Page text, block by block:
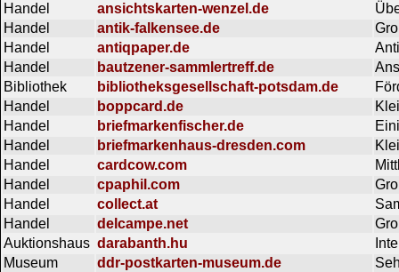
Handel
ansichtskarten-wenzel.de
Handel
antik-falkensee.de
Handel
antiqpaper.de
Handel
bautzener-sammlertreff.de
Bibliothek
bibliotheksgesellschaft-potsdam.de
Handel
boppcard.de
Handel
briefmarkenfischer.de
Handel
briefmarkenhaus-dresden.com
Handel
cardcow.com
Handel
cpaphil.com
Handel
collect.at
Handel
delcampe.net
Auktionshaus darabanth.hu
Museum
ddr-postkarten-museum.de